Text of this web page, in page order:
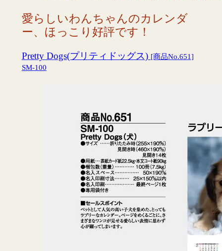
愛らしいわんちゃんのカレンダ
ー、ほっこり好評です！
Pretty Dogs(プリティドッグス) [商品No.651]
SM-100